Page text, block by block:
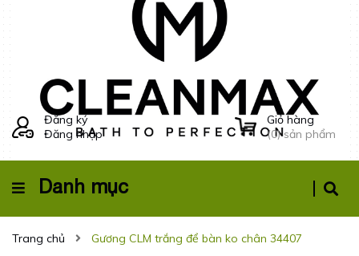
Đăng ký
Đăng nhập
Giỏ hàng
(0) sản phẩm
Danh mục
Trang chủ Gương CLM trắng để bàn ko chân 34407